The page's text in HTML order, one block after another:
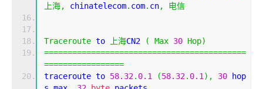
上海,
chinatelecom. com. cn, 电信
Traceroute to 上海CN2 ( Max 30 Hop)
===========================================
=================
traceroute to 58.32. 0.1 (58.32. 0.1 ), 30 hop